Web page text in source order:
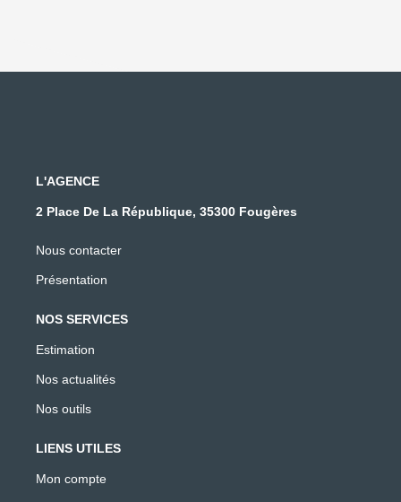
L'AGENCE
2 Place De La République, 35300 Fougères
Nous contacter
Présentation
NOS SERVICES
Estimation
Nos actualités
Nos outils
LIENS UTILES
Mon compte